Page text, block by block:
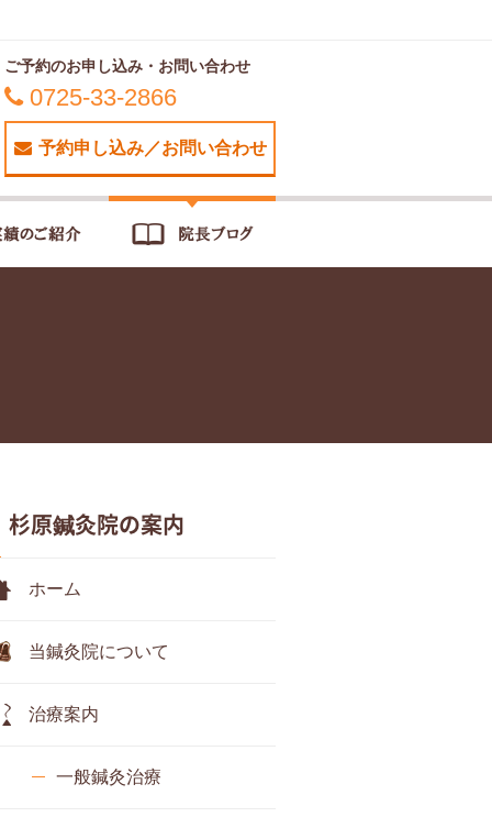
ご予約のお申し込み・お問い合わせ
0725-33-2866
予約申し込み／お問い合わせ
杉原鍼灸院の案内
ホーム
当鍼灸院について
治療案内
一般鍼灸治療